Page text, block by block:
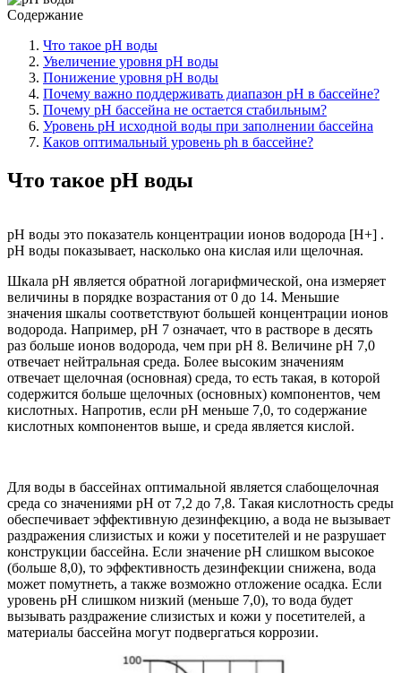
Содержание
Что такое pH воды
Увеличение уровня pH воды
Понижение уровня pH воды
Почему важно поддерживать диапазон pH в бассейне?
Почему pH бассейна не остается стабильным?
Уровень pH исходной воды при заполнении бассейна
Каков оптимальный уровень ph в бассейне?
Что такое pH воды
pH воды это показатель концентрации ионов водорода [H+] .
pH воды показывает, насколько она кислая или щелочная.
Шкала pH является обратной логарифмической, она измеряет
величины в порядке возрастания от 0 до 14. Меньшие
значения шкалы соответствуют большей концентрации ионов
водорода. Например, pH 7 означает, что в растворе в десять
раз больше ионов водорода, чем при pH 8. Величине pH 7,0
отвечает нейтральная среда. Более высоким значениям
отвечает щелочная (основная) среда, то есть такая, в которой
содержится больше щелочных (основных) компонентов, чем
кислотных. Напротив, если pH меньше 7,0, то содержание
кислотных компонентов выше, и среда является кислой.
Для воды в бассейнах оптимальной является слабощелочная
среда со значениями pH от 7,2 до 7,8. Такая кислотность среды
обеспечивает эффективную дезинфекцию, а вода не вызывает
раздражения слизистых и кожи у посетителей и не разрушает
конструкции бассейна. Если значение pH слишком высокое
(больше 8,0), то эффективность дезинфекции снижена, вода
может помутнеть, а также возможно отложение осадка. Если
уровень pH слишком низкий (меньше 7,0), то вода будет
вызывать раздражение слизистых и кожи у посетителей, а
материалы бассейна могут подвергаться коррозии.